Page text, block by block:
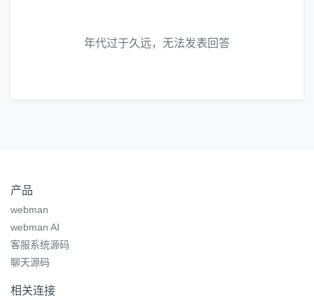
年代过于久远，无法发表回答
产品
webman
webman AI
客服系统源码
聊天源码
相关连接